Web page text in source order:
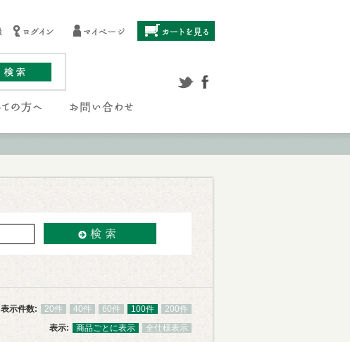
表示件数: 20件 40件 60件 100件
200件
表示:
商品ごとに表示 全仕様表示